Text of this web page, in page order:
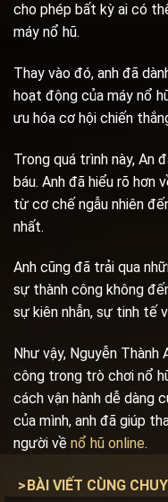
cho phép bất kỳ ai có
máy nổ hũ.
Thay vào đó, anh đã
hoạt động của máy nổ
ưu hóa cơ hội chiến
Trong quá trình này, An
báu. Anh đã hiểu rõ hơn
từ cơ chế ngẫu nhiên
nhất.
Anh cũng đã trải qua
sự thành công không
sự kiên nhẫn, sự tinh tế
Như vậy, Nguyễn
công trong trò chơi nổ
cách vận hành dễ dàng
của mình, anh đã giúp
người về nổ hũ online.
>BÀI VIẾT CÙNG